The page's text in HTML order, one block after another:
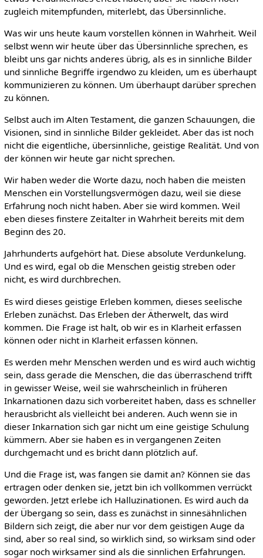
zugleich mitempfunden, miterlebt, das Übersinnliche.
Was wir uns heute kaum vorstellen können in Wahrheit. Weil
selbst wenn wir heute über das Übersinnliche sprechen, es
bleibt uns gar nichts anderes übrig, als es in sinnliche Bilder
und sinnliche Begriffe irgendwo zu kleiden, um es überhaupt
kommunizieren zu können. Um überhaupt darüber sprechen
zu können.
Selbst auch im Alten Testament, die ganzen Schauungen, die
Visionen, sind in sinnliche Bilder gekleidet. Aber das ist noch
nicht die eigentliche, übersinnliche, geistige Realität. Und von
der können wir heute gar nicht sprechen.
Wir haben weder die Worte dazu, noch haben die meisten
Menschen ein Vorstellungsvermögen dazu, weil sie diese
Erfahrung noch nicht haben. Aber sie wird kommen. Weil
eben dieses finstere Zeitalter in Wahrheit bereits mit dem
Beginn des 20.
Jahrhunderts aufgehört hat. Diese absolute Verdunkelung.
Und es wird, egal ob die Menschen geistig streben oder
nicht, es wird durchbrechen.
Es wird dieses geistige Erleben kommen, dieses seelische
Erleben zunächst. Das Erleben der Ätherwelt, das wird
kommen. Die Frage ist halt, ob wir es in Klarheit erfassen
können oder nicht in Klarheit erfassen können.
Es werden mehr Menschen werden und es wird auch wichtig
sein, dass gerade die Menschen, die das überraschend trifft
in gewisser Weise, weil sie wahrscheinlich in früheren
Inkarnationen dazu sich vorbereitet haben, dass es schneller
herausbricht als vielleicht bei anderen. Auch wenn sie in
dieser Inkarnation sich gar nicht um eine geistige Schulung
kümmern. Aber sie haben es in vergangenen Zeiten
durchgemacht und es bricht dann plötzlich auf.
Und die Frage ist, was fangen sie damit an? Können sie das
ertragen oder denken sie, jetzt bin ich vollkommen verrückt
geworden. Jetzt erlebe ich Halluzinationen. Es wird auch da
der Übergang so sein, dass es zunächst in sinnesähnlichen
Bildern sich zeigt, die aber nur vor dem geistigen Auge da
sind, aber so real sind, so wirklich sind, so wirksam sind oder
sogar noch wirksamer sind als die sinnlichen Erfahrungen.